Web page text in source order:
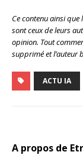
Ce contenu ainsi
sont ceux de leurs
opinion. Tout
supprimé et l’auteur
ACTU IA
A propos de